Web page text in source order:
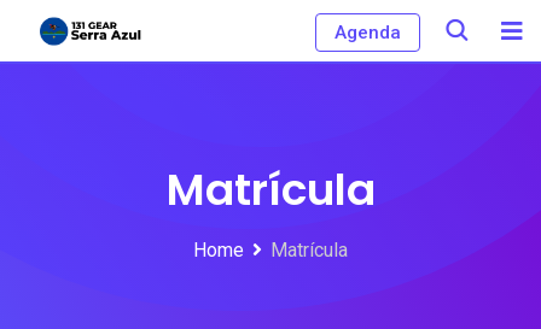
Agenda
Matrícula
Home Matrícula